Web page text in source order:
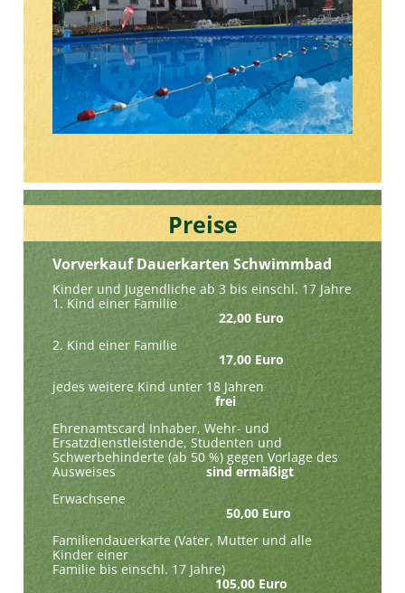
Preise
Vorverkauf Dauerkarten Schwimmbad
Kinder und Jugendliche ab 3 bis einschl. 17 Jahre
1. Kind einer Familie
22,00 Euro
2. Kind einer Familie
17,00 Euro
jedes weitere Kind unter 18 Jahren
frei
Ehrenamtscard Inhaber, Wehr- und
Ersatzdienstleistende, Studenten und
Schwerbehinderte (ab 50 %) gegen Vorlage des
Ausweisessind ermäßigt
Erwachsene
50,00 Euro
Familiendauerkarte (Vater, Mutter und alle
Kinder einer
Familie bis einschl. 17 Jahre)
105,00 Euro